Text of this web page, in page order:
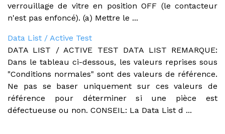
verrouillage de vitre en position OFF (le contacteur
n'est pas enfoncé). (a) Mettre le ...
Data List / Active Test
DATA LIST / ACTIVE TEST DATA LIST REMARQUE:
Dans le tableau ci-dessous, les valeurs reprises sous
"Conditions normales" sont des valeurs de référence.
Ne pas se baser uniquement sur ces valeurs de
référence pour déterminer si une pièce est
défectueuse ou non. CONSEIL: La Data List d ...